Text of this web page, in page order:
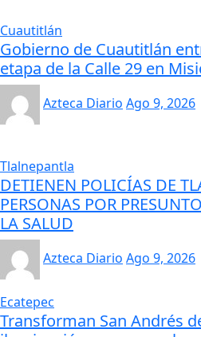
Cuautitlán
Gobierno de Cuautitlán
etapa de la Calle 29 en
Azteca Diario Ago 9, 2026
Tlalnepantla
DETIENEN POLICÍAS DE
PERSONAS POR
LA SALUD
Azteca Diario Ago 9, 2026
Ecatepec
Transforman San Andrés